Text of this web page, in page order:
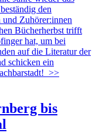
den
Zuhörer:innen
Bücherherbst trifft
hat, um bei
auf die Literatur der
schicken ein
>>
bis